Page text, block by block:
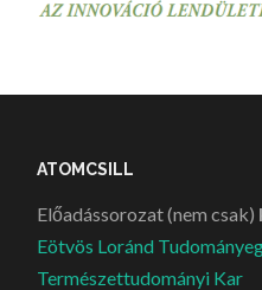
ATOMCSILL
Előadássorozat (nem csak)
Eötvös Loránd
Természettudományi Kar